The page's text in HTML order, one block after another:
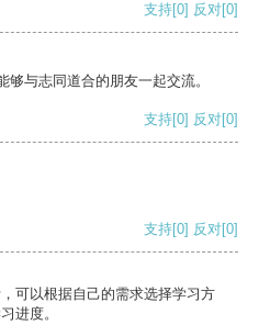
支持[0] 反对[0]
与志同道合的朋友一起交流。
支持[0] 反对[0]
支持[0] 反对[0]
可以根据自己的需求选择学习方
进度。